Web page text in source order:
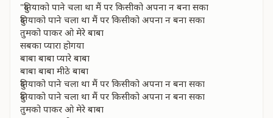
"दुनियाको पाने चला था मैं पर किसीको अपना न बना सका
दुनियाको पाने चला था मैं पर किसीको अपना न बना सका
तुमको पाकर ओ मेरे बाबा
सबका प्यारा होगया
बाबा बाबा प्यारे बाबा
बाबा बाबा मीठे बाबा
दुनियाको पाने चला था मैं पर किसीको अपना न बना सका
दुनियाको पाने चला था मैं पर किसीको अपना न बना सका
तुमको पाकर ओ मेरे बाबा